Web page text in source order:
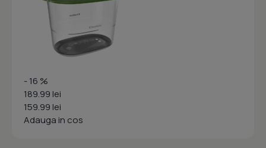
- 16 %
189.99 lei
159.99 lei
Adauga in cos